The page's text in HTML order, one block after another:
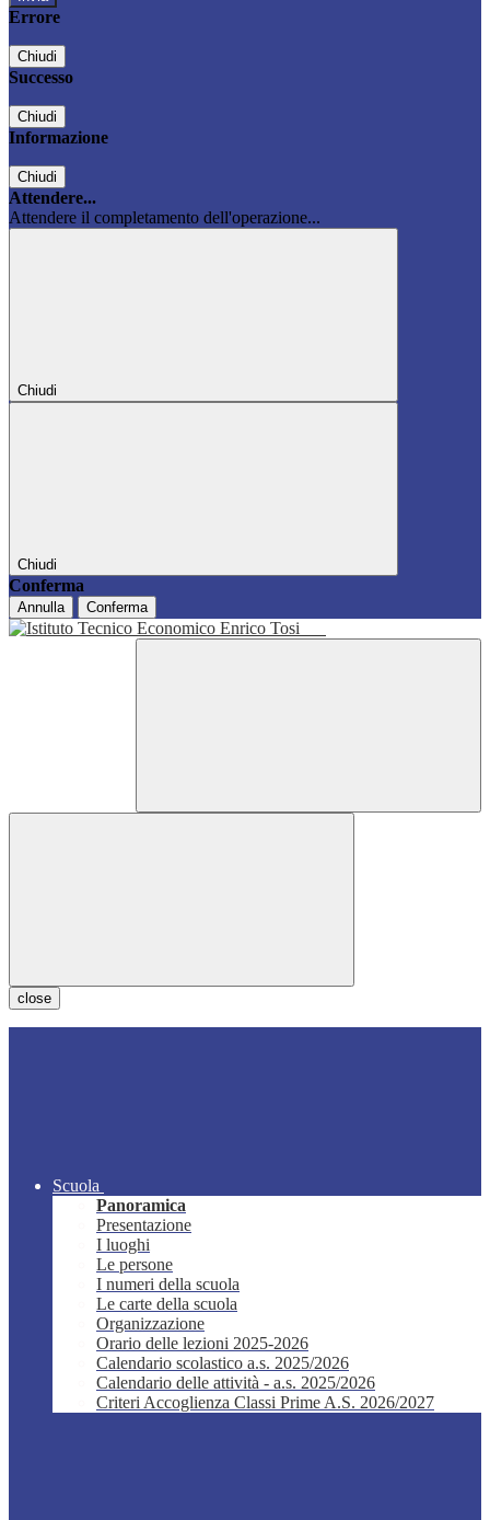
Errore
Chiudi
Successo
Chiudi
Informazione
Chiudi
Attendere...
Attendere il completamento dell'operazione...
Chiudi
Chiudi
Conferma
Annulla Conferma
close
Scuola
Panoramica
Presentazione
I luoghi
Le persone
I numeri della scuola
Le carte della scuola
Organizzazione
Orario delle lezioni 2025-2026
Calendario scolastico a.s. 2025/2026
Calendario delle attività - a.s. 2025/2026
Criteri Accoglienza Classi Prime A.S. 2026/2027